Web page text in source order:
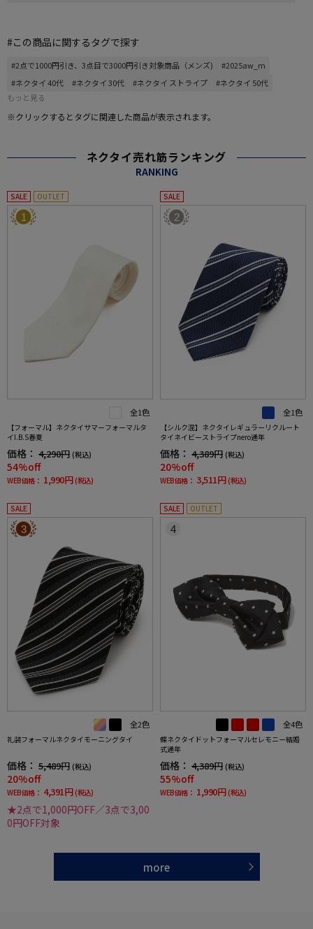
#この商品に関するタグで探す
#2点で1000円引き、3点目で3000円引き対象商品（メンズ)
#2025aw_m
#ネクタイ 40代
#ネクタイ 30代 #ネクタイ ストライプ
#ネクタイ 50代
もっと見る
※クリックするとタグに関連した商品が表示されます。
ネクタイ売れ筋ランキング
RANKING
SALE OUTLET
1
全1色
【フォーマル】ネクタイサマーフォーマルタ
イI.B.S春夏
価格： 4,290円 (税込)
54%off
WEB価格： 1,990円 (税込)
SALE
2
全1色
【シルク混】ネクタイレギュラーリクルート
タイネイビーストライプnero通年
価格： 4,389円 (税込)
20%off
WEB価格： 3,511円 (税込)
SALE
3
全2色
礼装フォーマルネクタイモーニングタイ
価格： 5,489円 (税込)
20%off
WEB価格： 4,391円 (税込)
★2点で1,000円OFF／3点で3,00
0円OFF対象
SALE OUTLET
4
全4色
蝶ネクタイドットフォーマルセレモニー結婚
式通年
価格： 4,389円 (税込)
55%off
WEB価格： 1,990円 (税込)
more